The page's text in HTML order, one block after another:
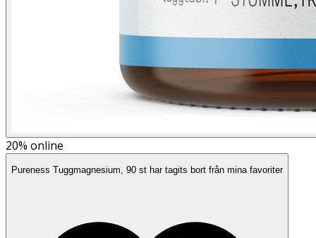
20% online
Pureness Tuggmagnesium, 90 st har tagits bort från mina favoriter